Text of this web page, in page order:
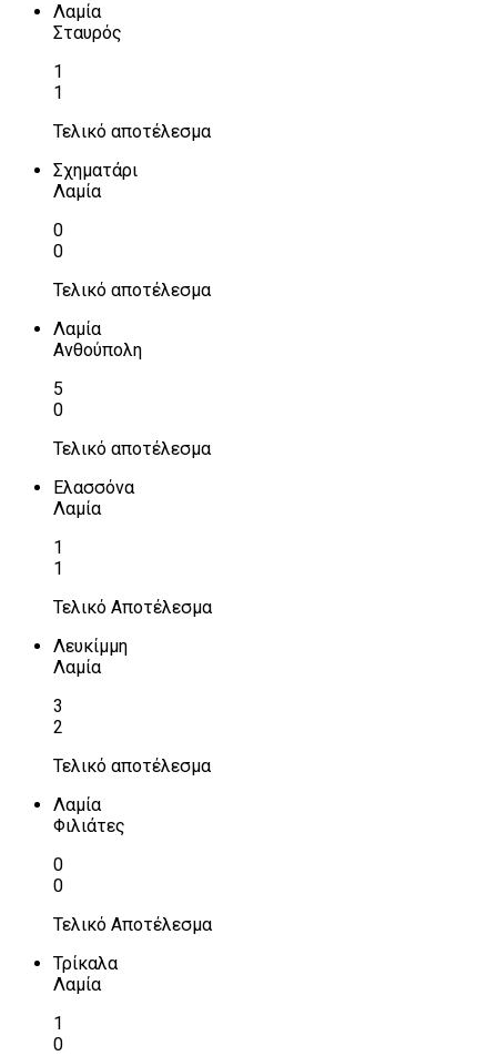
Λαμία
Σταυρός
1
1
Τελικό αποτέλεσμα
Σχηματάρι
Λαμία
0
0
Τελικό αποτέλεσμα
Λαμία
Ανθούπολη
5
0
Τελικό αποτέλεσμα
Ελασσόνα
Λαμία
1
1
Τελικό Αποτέλεσμα
Λευκίμμη
Λαμία
3
2
Τελικό αποτέλεσμα
Λαμία
Φιλιάτες
0
0
Τελικό Αποτέλεσμα
Τρίκαλα
Λαμία
1
0